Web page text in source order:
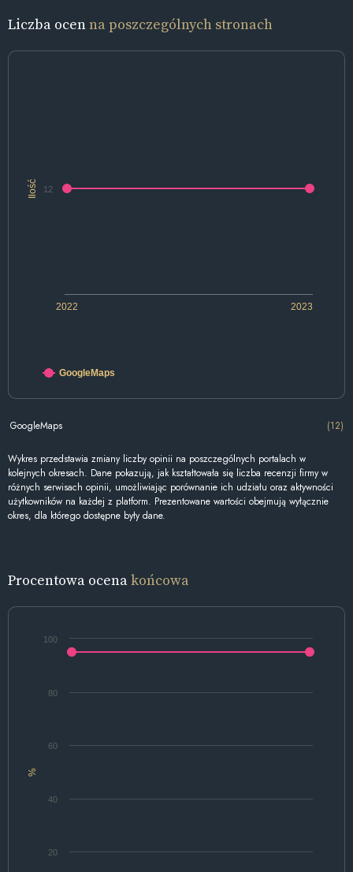
Liczba ocenna poszczególnych stronach
Ilość
2022 2023
12
GoogleMaps
GoogleMaps (12)
Wykres przedstawia zmiany liczby opinii na poszczególnych portalach w
kolejnych okresach. Dane pokazują, jak kształtowała się liczba recenzji firmy w
różnych serwisach opinii, umożliwiając porównanie ich udziału oraz aktywności
użytkowników na każdej z platform. Prezentowane wartości obejmują wyłącznie
okres, dla którego dostępne były dane.
Procentowa ocenakońcowa
%
20
40
60
80
100